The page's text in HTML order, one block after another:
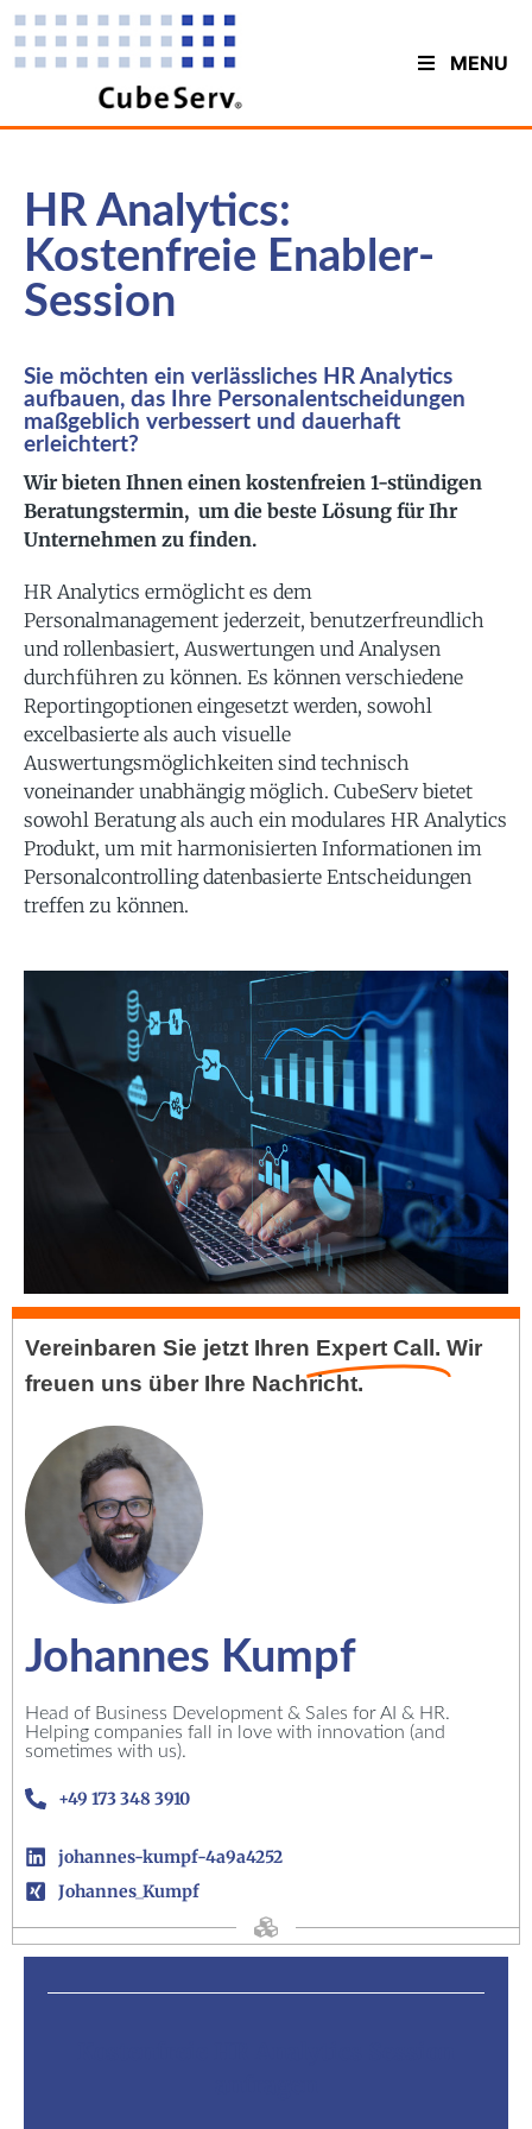
MENU
HR Analytics:
Kostenfreie Enabler-
Session
Sie möchten ein verlässliches HR Analytics
aufbauen, das Ihre Personalentscheidungen
maßgeblich verbessert und dauerhaft
erleichtert?
Wir bieten Ihnen einen kostenfreien 1-stündigen
Beratungstermin, um die beste Lösung für Ihr
Unternehmen zu finden.
HR Analytics ermöglicht es dem
Personalmanagement jederzeit, benutzerfreundlich
und rollenbasiert, Auswertungen und Analysen
durchführen zu können. Es können verschiedene
Reportingoptionen eingesetzt werden, sowohl
excelbasierte als auch visuelle
Auswertungsmöglichkeiten sind technisch
voneinander unabhängig möglich. CubeServ bietet
sowohl Beratung als auch ein modulares HR Analytics
Produkt, um mit harmonisierten Informationen im
Personalcontrolling datenbasierte Entscheidungen
treffen zu können.
Vereinbaren Sie jetzt Ihren Expert Call. Wir
freuen uns über Ihre Nachricht.
Johannes Kumpf
Head of Business Development & Sales for AI & HR.
Helping companies fall in love with innovation (and
sometimes with us).
+49 173 348 3910
johannes-kumpf-4a9a4252
Johannes_Kumpf